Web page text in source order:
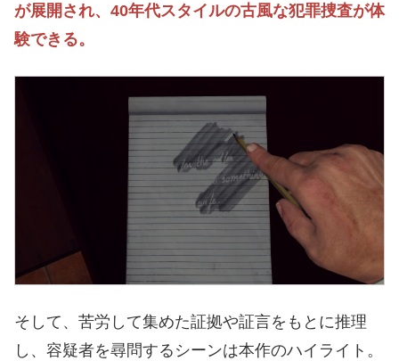
が展開され、40年代スタイルの古風な犯罪捜査が体
験できる。
そして、苦労して集めた証拠や証言をもとに推理
し、容疑者を尋問するシーンは本作のハイライト。